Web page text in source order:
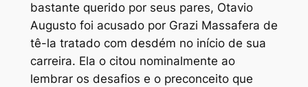
bastante querido por seus pares, Otavio
Augusto foi acusado por Grazi Massafera de
tê-la tratado com desdém no início de sua
carreira. Ela o citou nominalmente ao
lembrar os desafios e o preconceito que